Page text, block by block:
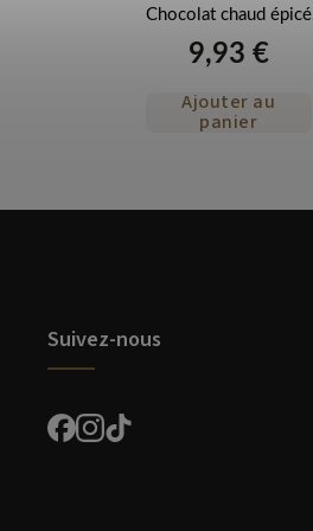
Chocolat chaud épicé
450g
9,93 €
Ajouter au
panier
Suivez-nous